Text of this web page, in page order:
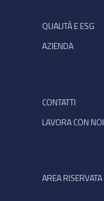
QUALITÀ E ESG
AZIENDA
CONTATTI
LAVORA CON NOI
AREA RISERVATA